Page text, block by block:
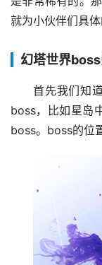
就为小伙伴们具体
幻塔世界
首先我们知
boss，比如星岛
boss。boss的位